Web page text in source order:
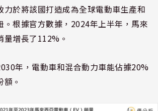
力於將該國打造成為全球電動車生產和
。根據官方數據，2024年上半年，馬來
量增長了112%。
年，電動車和混合動力車能佔據20%
。